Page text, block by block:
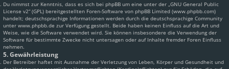
Du nimmst zur Kenntnis, dass es sich bei phpBB um eine unter der „GNU General Public
License v2“ (GPL) bereitgestellten Foren-Software von phpBB Limited (www.phpbb.com)
handelt; deutschsprachige Informationen werden durch die deutschsprachige Community
unter www.phpbb.de zur Verfügung gestellt. Beide haben keinen Einfluss auf die Art und
Weise, wie die Software verwendet wird. Sie können insbesondere die Verwendung der
Software für bestimmte Zwecke nicht untersagen oder auf Inhalte fremder Foren Einfluss
nehmen.
5. Gewährleistung
Der Betreiber haftet mit Ausnahme der Verletzung von Leben, Körper und Gesundheit und